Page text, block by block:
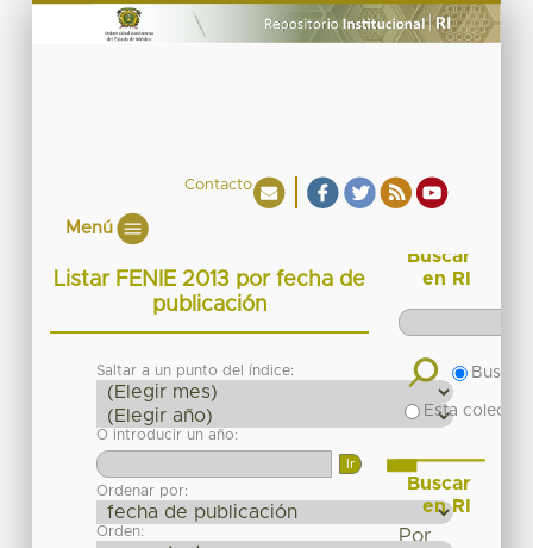
Contacto
Menú
Listar FENIE 2013 por fecha de
publicación
Saltar a un punto del índice:
O introducir un año:
Ordenar por:
Orden:
Buscar
en RI
Buscar
Esta
Buscar
en RI
Por